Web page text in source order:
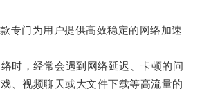
门为用户提供高效稳定的网络加速
，经常会遇到网络延迟、卡顿的问
、视频聊天或大文件下载等高流量的